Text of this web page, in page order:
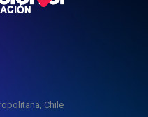
Chile